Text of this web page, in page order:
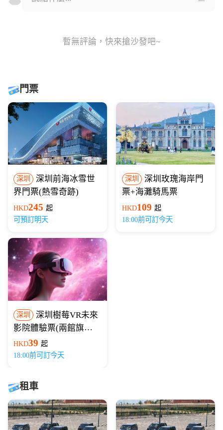
暫無評論，快來搶沙發吧~
門票
深圳
深圳前海冰雪世
界門票(熱雪奇跡)
HKD245 起
可預訂明天
深圳
深圳樹莓VR未來
影院體驗票(兩館旗艦
店)
HKD39 起
18:00前可訂今天
深圳
深圳玫瑰海岸門
票+海灘騎馬票
HKD109 起
18:00前可訂今天
租車